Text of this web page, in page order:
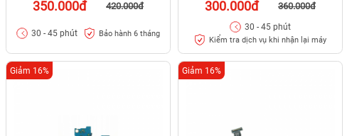
350.000đ 420.000đ
30 - 45 phút Bảo hành 6 tháng
300.000đ 360.000đ
30 - 45 phút
Kiểm tra dịch vụ khi nhận lại máy
Giảm 16% Giảm 16%